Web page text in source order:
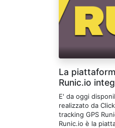
La
Runic.io
E' da oggi
realizzato da
tracking GPS
Runic.io è la